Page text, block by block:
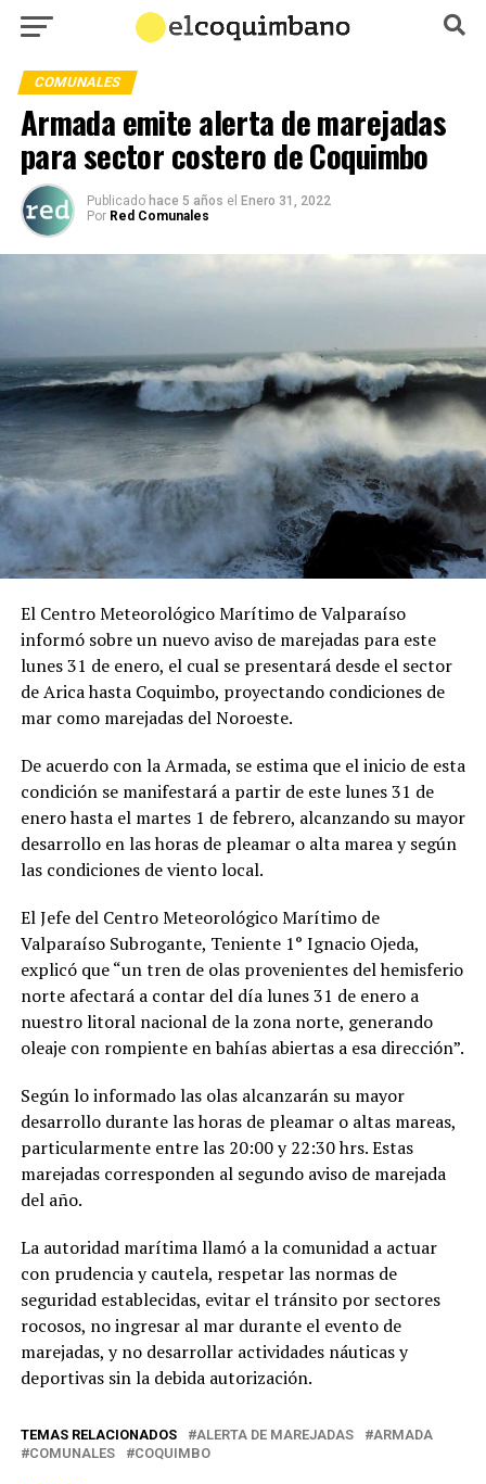
COMUNALES
Armada emite alerta de marejadas
para sector costero de Coquimbo
Publicado hace 5 años el Enero 31, 2022
Por Red Comunales
El Centro Meteorológico Marítimo de Valparaíso
informó sobre un nuevo aviso de marejadas para este
lunes 31 de enero, el cual se presentará desde el sector
de Arica hasta Coquimbo, proyectando condiciones de
mar como marejadas del Noroeste.
De acuerdo con la Armada, se estima que el inicio de esta
condición se manifestará a partir de este lunes 31 de
enero hasta el martes 1 de febrero, alcanzando su mayor
desarrollo en las horas de pleamar o alta marea y según
las condiciones de viento local.
El Jefe del Centro Meteorológico Marítimo de
Valparaíso Subrogante, Teniente 1° Ignacio Ojeda,
explicó que “un tren de olas provenientes del hemisferio
norte afectará a contar del día lunes 31 de enero a
nuestro litoral nacional de la zona norte, generando
oleaje con rompiente en bahías abiertas a esa dirección”.
Según lo informado las olas alcanzarán su mayor
desarrollo durante las horas de pleamar o altas mareas,
particularmente entre las 20:00 y 22:30 hrs. Estas
marejadas corresponden al segundo aviso de marejada
del año.
La autoridad marítima llamó a la comunidad a actuar
con prudencia y cautela, respetar las normas de
seguridad establecidas, evitar el tránsito por sectores
rocosos, no ingresar al mar durante el evento de
marejadas, y no desarrollar actividades náuticas y
deportivas sin la debida autorización.
TEMAS RELACIONADOS ALERTA DE MAREJADAS
ARMADA
COMUNALES
COQUIMBO